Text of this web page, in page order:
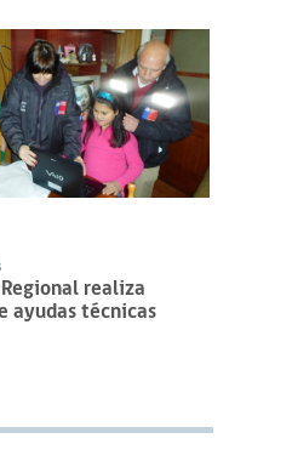
realiza
ayudas técnicas